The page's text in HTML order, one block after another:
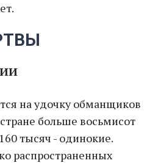
на удочку обманщиков
больше восьмисот
тысяч - одинокие.
распространенных